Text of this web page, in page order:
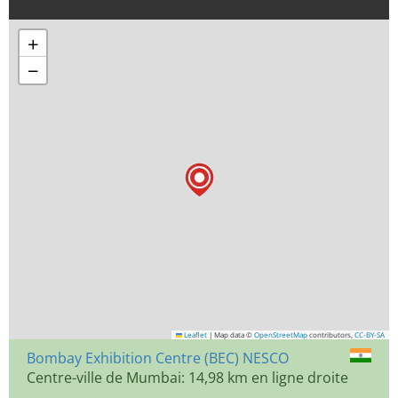
+
−
Leaflet | Map data © OpenStreetMap contributors, CC-BY-SA
Bombay Exhibition Centre (BEC) NESCO
Centre-ville de Mumbai: 14,98 km en ligne droite